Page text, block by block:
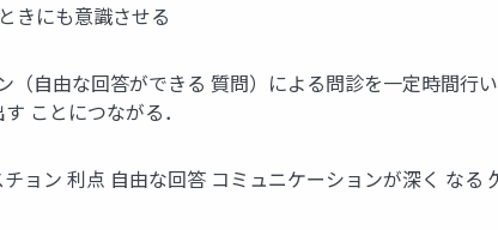
きにも意識させる
自由な回答ができる 質問）による問診を一定時間行
ことにつながる．
ョン 利点 自由な回答 コミュニケーションが深く な